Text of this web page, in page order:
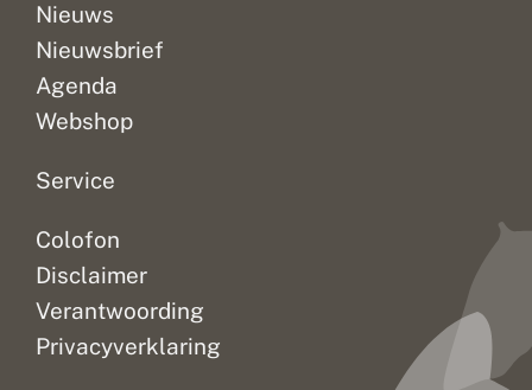
Nieuws
Nieuwsbrief
Agenda
Webshop
Service
Colofon
Disclaimer
Verantwoording
Privacyverklaring